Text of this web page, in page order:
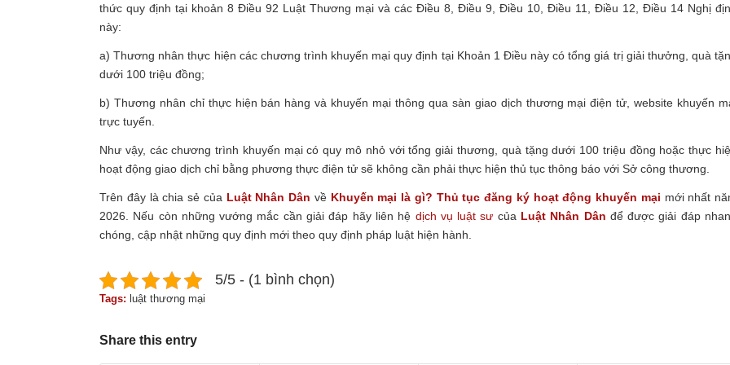
thức quy định tại khoản 8 Điều 92 Luật Thương mại và các Điều 8, Điều 9, Điều 10, Điều 11, Điều 12, Điều 14 Nghị
này:
a) Thương nhân thực hiện các chương trình khuyến mại quy định tại Khoản 1 Điều này có tổng giá trị giải thưởng, quà
dưới 100 triệu đồng;
b) Thương nhân chỉ thực hiện bán hàng và khuyến mại thông qua sàn giao dịch thương mại điện tử, website khuyến
trực tuyến.
Như vậy, các chương trình khuyến mại có quy mô nhỏ với tổng giải thương, quà tặng dưới 100 triệu đồng hoặc thực
hoạt động giao dịch chỉ bằng phương thực điện tử sẽ không cần phải thực hiện thủ tục thông báo với Sở công thương.
Trên đây là chia sẻ của Luật Nhân Dân về Khuyến mại là gì? Thủ tục đăng ký hoạt động khuyến mại mới nhất
2026. Nếu còn những vướng mắc cần giải đáp hãy liên hệ dịch vụ luật sư của Luật Nhân Dân để được giải đáp
chóng, cập nhật những quy định mới theo quy định pháp luật hiện hành.
5/5 - (1 bình chọn)
Tags: luật thương mại
Share this entry